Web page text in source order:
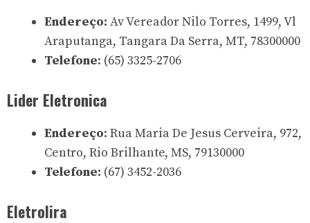
Endereço: Av Vereador Nilo Torres, 1499, Vl
Araputanga, Tangara Da Serra, MT, 78300000
Telefone: (65) 3325-2706
Lider Eletronica
Endereço: Rua Maria De Jesus Cerveira, 972,
Centro, Rio Brilhante, MS, 79130000
Telefone: (67) 3452-2036
Eletrolira